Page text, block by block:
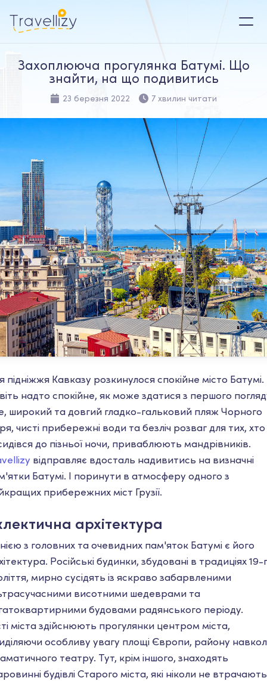
Захоплююча прогулянка Батумі. Що
знайти, на що подивитись
23 березня 2022 7 хвилин читати
підніжжя Кавказу розкинулося спокійне місто Батумі.
надто спокійне, як може здатися з першого
широкий та довгий гладко-гальковий пляж Чорного
чисті прибережні води та безліч розваг для тих, хто
до пізньої ночи, приваблюють мандрівників.
відправляє вдосталь надивитись на визначні
Батумі. І поринути в атмосферу одного з
прибережних міст Грузії.
архітектура
з головних та очевидних пам'яток Батумі є його
Російські будинки, збудовані в традиціях 19-
мирно сусідять із яскраво забарвленими
висотними шедеврами та
будовами радянського періоду.
міста здійснюють прогулянки центром міста,
особливу увагу площі Європи, району
театру. Тут, крім іншого, знаходять
будівлі Старого міста, які ніколи не втрачають